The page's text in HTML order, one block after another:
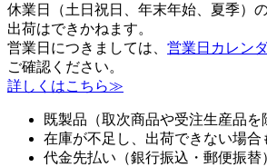
休業日（土日祝日、年末年始、夏季）
出荷はできかねます。
営業日につきましては、 営業日カレン
ご確認ください。
詳しくはこちら≫
既製品（取次商品や受注生産品を
在庫が不足し、出荷できない場合
代金先払い（銀行振込・郵便振替